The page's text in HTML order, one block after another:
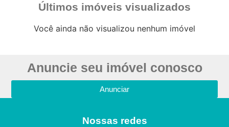
Últimos imóveis visualizados
Você ainda não visualizou nenhum imóvel
Anuncie seu imóvel conosco
Anunciar
Nossas redes